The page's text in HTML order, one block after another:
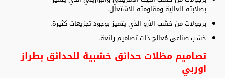
بصلابته العالية ومقاومته للاشتعال.
برجولات من خشب الأرو الذي يتميز بوجود تجزيعات كثيرة.
خشب صناعى مُعالج ذات تصاميم رائعة.
تصاميم مظلات حدائق خشبية للحدائق بطراز
اوربي